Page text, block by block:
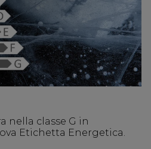
nella classe G in
Etichetta Energetica.